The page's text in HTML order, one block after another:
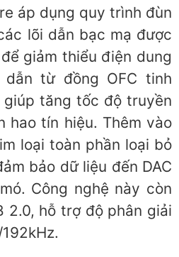
áp dụng quy trình đùn
lõi dẫn bạc mạ được
giảm thiểu điện dung
từ đồng OFC tinh
tăng tốc độ truyền
hao tín hiệu. Thêm vào
loại toàn phần loại bỏ
bảo dữ liệu đến DAC
Công nghệ này còn
2.0, hỗ trợ độ phân giải